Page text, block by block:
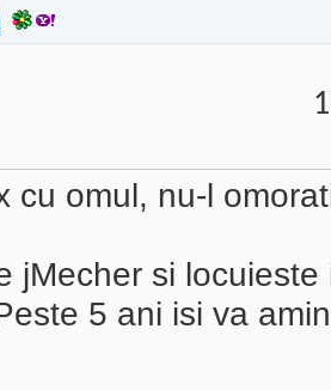
cu omul, nu-l
jMecher si
5 ani isi va